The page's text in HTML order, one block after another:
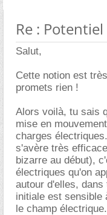
Re :
Salut,
Cette notion est
promets rien !
Alors voilà, tu sais
mise en
charges
s'avère très
bizarre au début),
électriques qu'on
autour d'elles,
initiale est sensible
le champ électrique.